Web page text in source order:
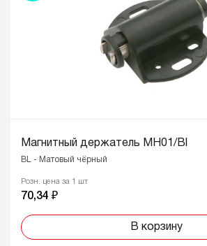
Магнитный держатель MH01/Bl
BL - Матовый чёрный
Розн. цена за 1 шт
70,34 ₽
В корзину